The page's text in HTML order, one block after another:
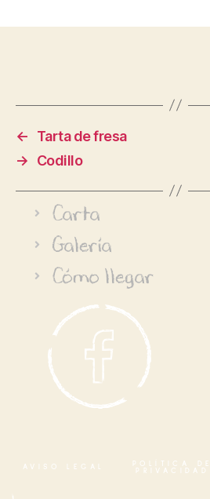
←
Tarta de fresa
→
Codillo
Carta
Galería
Cómo llegar
AVISO LEGAL
POLÍTICA DE
PRIVACIDAD